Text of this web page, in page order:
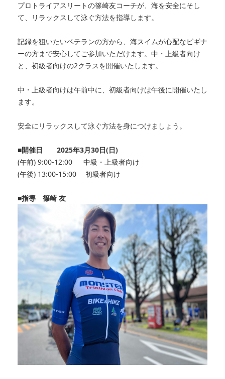
プロトライアスリートの篠崎友コーチが、海を安全にそし
て、リラックスして泳ぐ方法を指導します。
記録を狙いたいベテランの方から、海スイムが心配なビギナ
ーの方まで安心してご参加いただけます。中・上級者向け
と、初級者向けの2クラスを開催いたします。
中・上級者向けは午前中に、初級者向けは午後に開催いたし
ます。
安全にリラックスして泳ぐ方法を身につけましょう。
■開催日 2025年3月30日(日)
(午前) 9:00‐12:00 中級・上級者向け
(午後) 13:00‐15:00 初級者向け
■指導 篠崎 友